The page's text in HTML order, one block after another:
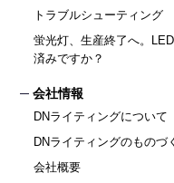
トラブルシューティング
蛍光灯、生産終了へ。
済みですか？
会社情報
DNライティングについて
DNライティングのものづ
会社概要